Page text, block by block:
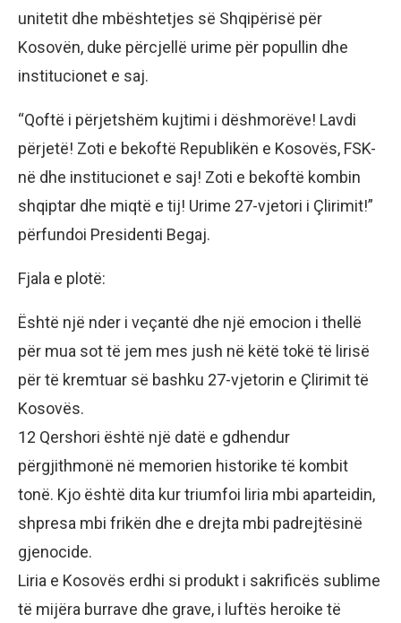
unitetit dhe mbështetjes së Shqipërisë për
Kosovën, duke përcjellë urime për popullin dhe
institucionet e saj.
“Qoftë i përjetshëm kujtimi i dëshmorëve! Lavdi
përjetë! Zoti e bekoftë Republikën e Kosovës, FSK-
në dhe institucionet e saj! Zoti e bekoftë kombin
shqiptar dhe miqtë e tij! Urime 27-vjetori i Çlirimit!”
përfundoi Presidenti Begaj.
Fjala e plotë:
Është një nder i veçantë dhe një emocion i thellë
për mua sot të jem mes jush në këtë tokë të lirisë
për të kremtuar së bashku 27-vjetorin e Çlirimit të
Kosovës.
12 Qershori është një datë e gdhendur
përgjithmonë në memorien historike të kombit
tonë. Kjo është dita kur triumfoi liria mbi aparteidin,
shpresa mbi frikën dhe e drejta mbi padrejtësinë
gjenocide.
Liria e Kosovës erdhi si produkt i sakrificës sublime
të mijëra burrave dhe grave, i luftës heroike të